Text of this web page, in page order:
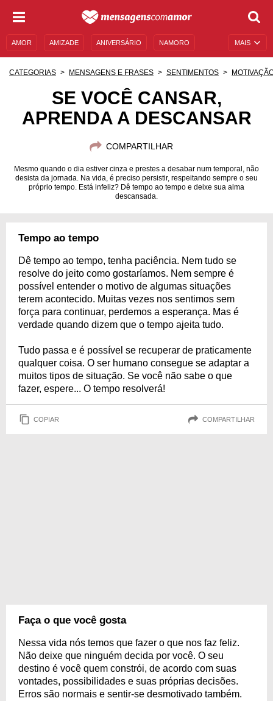
MAIS
AMOR AMIZADE ANIVERSÁRIO NAMORO
AUTOAJUDA
MENSAGENS E FRASES MENSAGENS DE ANIVERSÁRIO
CATEGORIAS MENSAGENS E FRASES SENTIMENTOS
SE VOCÊ CANSAR,
APRENDA A DESCANSAR
COMPARTILHAR
Mesmo quando o dia estiver cinza e prestes a desabar num temporal, não
desista da jornada. Na vida, é preciso persistir, respeitando sempre o seu
próprio tempo. Está infeliz? Dê tempo ao tempo e deixe sua alma
descansada.
Tempo ao tempo
Dê tempo ao tempo, tenha paciência. Nem tudo se
resolve do jeito como gostaríamos. Nem sempre é
possível entender o motivo de algumas situações
terem acontecido. Muitas vezes nos sentimos sem
força para continuar, perdemos a esperança. Mas é
verdade quando dizem que o tempo ajeita tudo.
Tudo passa e é possível se recuperar de praticamente
qualquer coisa. O ser humano consegue se adaptar a
muitos tipos de situação. Se você não sabe o que
fazer, espere... O tempo resolverá!
COPIAR COMPARTILHAR
Faça o que você gosta
Nessa vida nós temos que fazer o que nos faz feliz.
Não deixe que ninguém decida por você. O seu
destino é você quem constrói, de acordo com suas
vontades, possibilidades e suas próprias decisões.
Erros são normais e sentir-se desmotivado também.